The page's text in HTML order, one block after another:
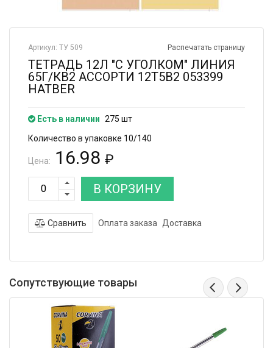
Распечатать страницу
Артикул: ТУ 509
ТЕТРАДЬ 12Л "С УГОЛКОМ" ЛИНИЯ
65Г/КВ2 АССОРТИ 12Т5В2 053399
HATBER
Есть в наличии 275 шт
Количество в упаковке 10/140
Цена: 16.98 ₽
В КОРЗИНУ
Сравнить Оплата заказа Доставка
Сопутствующие товары